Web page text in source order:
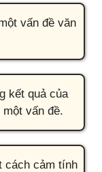
vấn đề văn
kết quả của
vấn đề.
cách cảm tính